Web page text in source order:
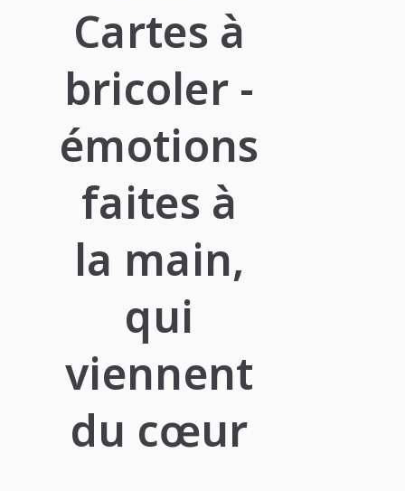
Cartes à
bricoler -
émotions
faites à
la main,
qui
viennent
du cœur